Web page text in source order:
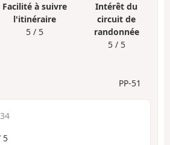
Facilité à suivre
l'itinéraire
5 / 5
Intérêt du
circuit de
randonnée
5 / 5
PP-51
5